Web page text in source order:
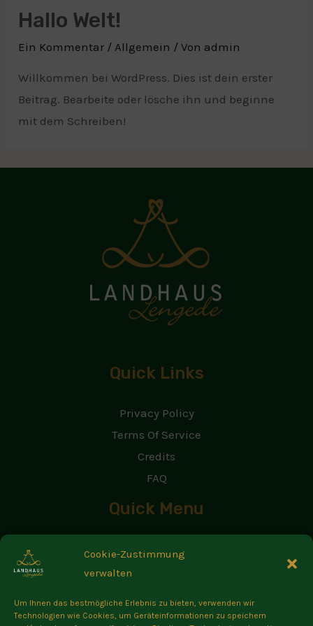
Cookie-Zustimmung
verwalten
Um Ihnen das bestmögliche Erlebnis zu bieten, verwenden wir
Technologien wie Cookies, um Geräteinformationen zu speichern
Hallo Welt!
Ein Kommentar / Allgemein / Von admin
Willkommen bei WordPress. Dies ist dein erster
Beitrag. Bearbeite oder lösche ihn und beginne
mit dem Schreiben!
Quick Links
Privacy Policy
Terms Of Service
Credits
FAQ
Quick Menu
Home
Restaurant